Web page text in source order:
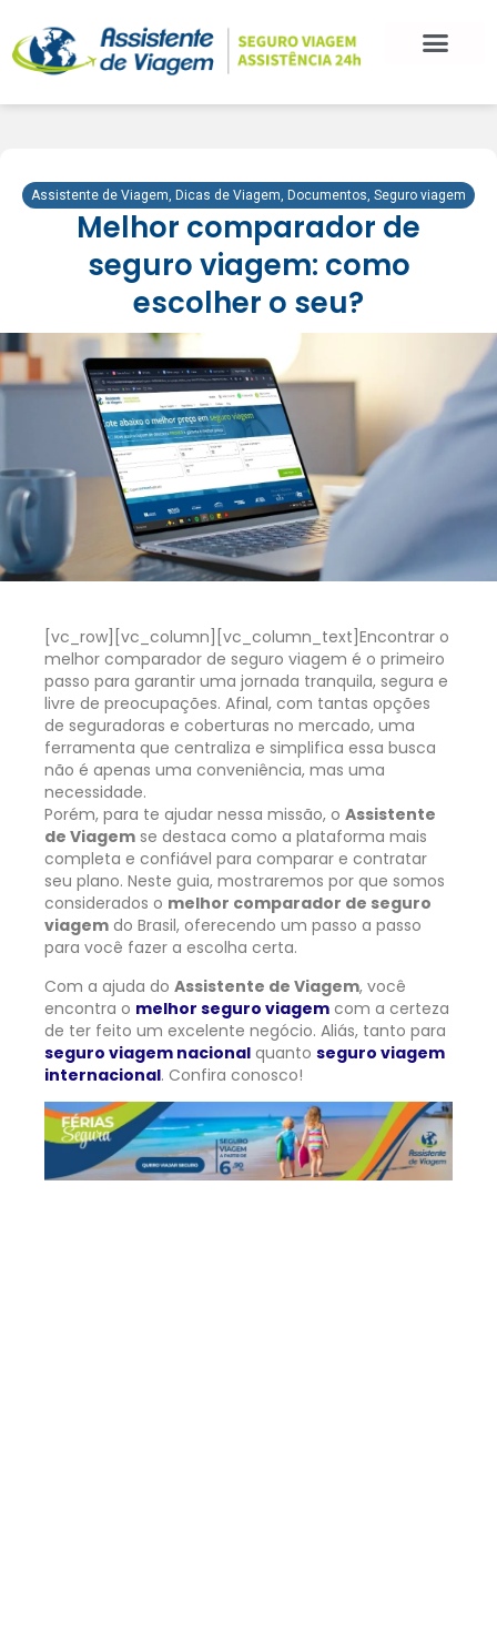
Assistente de Viagem, Dicas de Viagem, Documentos, Seguro viagem
Melhor comparador de
seguro viagem: como
escolher o seu?
[vc_row][vc_column][vc_column_text] Encontrar o
melhor comparador de seguro viagem é o primeiro
passo para garantir uma jornada tranquila, segura e
livre de preocupações. Afinal, com tantas opções
de seguradoras e coberturas no mercado, uma
ferramenta que centraliza e simplifica essa busca
não é apenas uma conveniência, mas uma
necessidade.
Porém, para te ajudar nessa missão, o Assistente
de Viagem se destaca como a plataforma mais
completa e confiável para comparar e contratar
seu plano. Neste guia, mostraremos por que somos
considerados o melhor comparador de seguro
viagem do Brasil, oferecendo um passo a passo
para você fazer a escolha certa.
Com a ajuda do Assistente de Viagem, você
encontra o melhor seguro viagem com a certeza
de ter feito um excelente negócio. Aliás, tanto para
seguro viagem nacional quanto seguro viagem
internacional. Confira conosco!